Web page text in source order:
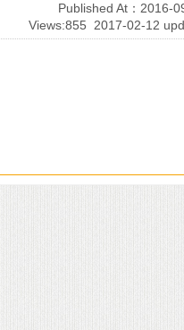
Published At：2016-
Views:855
2017-02-12